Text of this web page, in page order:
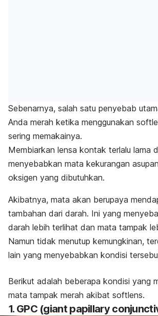
Sebenarnya, salah satu penyebab
Anda merah ketika menggunakan
sering memakainya.
Membiarkan lensa kontak terlalu lama
menyebabkan mata kekurangan
oksigen yang dibutuhkan.
Akibatnya, mata akan berupaya
tambahan dari darah. Ini yang
darah lebih terlihat dan mata tampak
Namun tidak menutup kemungkinan,
lain yang menyebabkan kondisi
Berikut adalah beberapa kondisi yang
mata tampak merah akibat softlens.
1. GPC (giant papillary